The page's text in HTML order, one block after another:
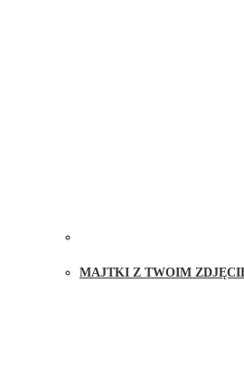
MAJTKI Z TWOIM